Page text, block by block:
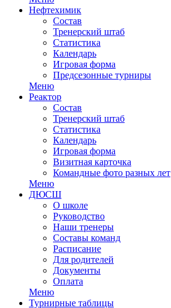
Нефтехимик
Состав
Тренерский штаб
Статистика
Календарь
Игровая форма
Предсезонные турниры
Меню
Реактор
Состав
Тренерский штаб
Статистика
Календарь
Игровая форма
Визитная карточка
Командные фото разных лет
Меню
ДЮСШ
О школе
Руководство
Наши тренеры
Составы команд
Расписание
Для родителей
Документы
Оплата
Меню
Турнирные таблицы